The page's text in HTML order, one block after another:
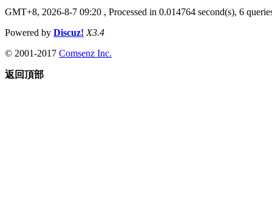
GMT+8, 2026-8-7 09:20 , Processed in 0.014764 second(s), 6
Powered by Discuz! X3.4
© 2001-2017 Comsenz Inc.
返回頂部